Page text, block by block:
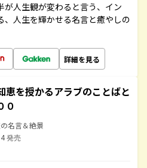
人生観が変わると言う、イン
、人生を輝かせる名言と癒やしの
詳細を見る
恵を授かるアラブのことばと
０
名言＆絶景
発売